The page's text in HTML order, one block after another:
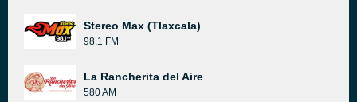
Stereo Max (Tlaxcala)
98.1 FM
La Rancherita del Aire
580 AM